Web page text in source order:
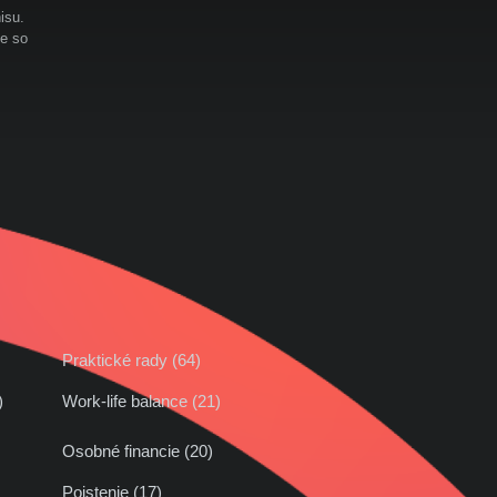
so
Praktické rady (64)
Work-life balance (21)
Osobné financie (20)
Poistenie (17)